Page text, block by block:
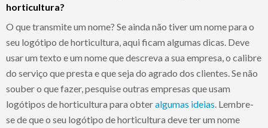
horticultura?
O que transmite um nome? Se ainda não tiver um nome para o
seu logótipo de horticultura, aqui ficam algumas dicas. Deve
usar um texto e um nome que descreva a sua empresa, o calibre
do serviço que presta e que seja do agrado dos clientes. Se não
souber o que fazer, pesquise outras empresas que usam
logótipos de horticultura para obteralgumas ideias . Lembre-
se de que o seu logótipo de horticultura deve ter um nome